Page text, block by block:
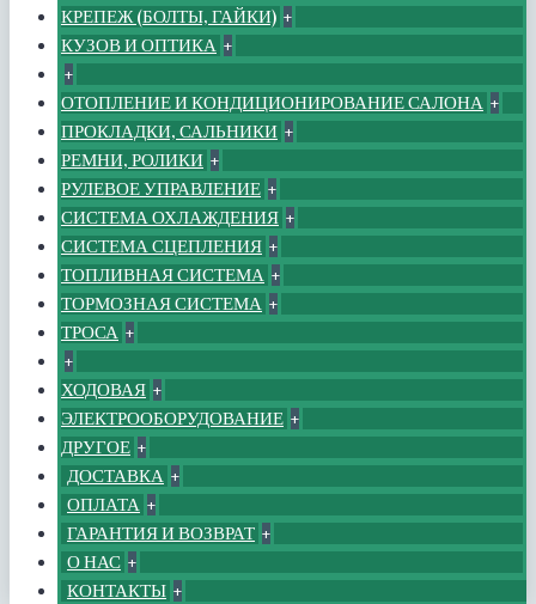
КРЕПЕЖ (БОЛТЫ, ГАЙКИ) +
КУЗОВ И ОПТИКА +
+
ОТОПЛЕНИЕ И КОНДИЦИОНИРОВАНИЕ САЛОНА +
ПРОКЛАДКИ, САЛЬНИКИ +
РЕМНИ, РОЛИКИ +
РУЛЕВОЕ УПРАВЛЕНИЕ +
СИСТЕМА ОХЛАЖДЕНИЯ +
СИСТЕМА СЦЕПЛЕНИЯ +
ТОПЛИВНАЯ СИСТЕМА +
ТОРМОЗНАЯ СИСТЕМА +
ТРОСА +
+
ХОДОВАЯ +
ЭЛЕКТРООБОРУДОВАНИЕ +
ДРУГОЕ +
ДОСТАВКА +
ОПЛАТА +
ГАРАНТИЯ И ВОЗВРАТ +
О НАС +
КОНТАКТЫ +